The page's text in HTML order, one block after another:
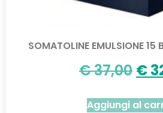
SOMATOLINE EMULSIONE 15
€37,00 €
Aggiungi al